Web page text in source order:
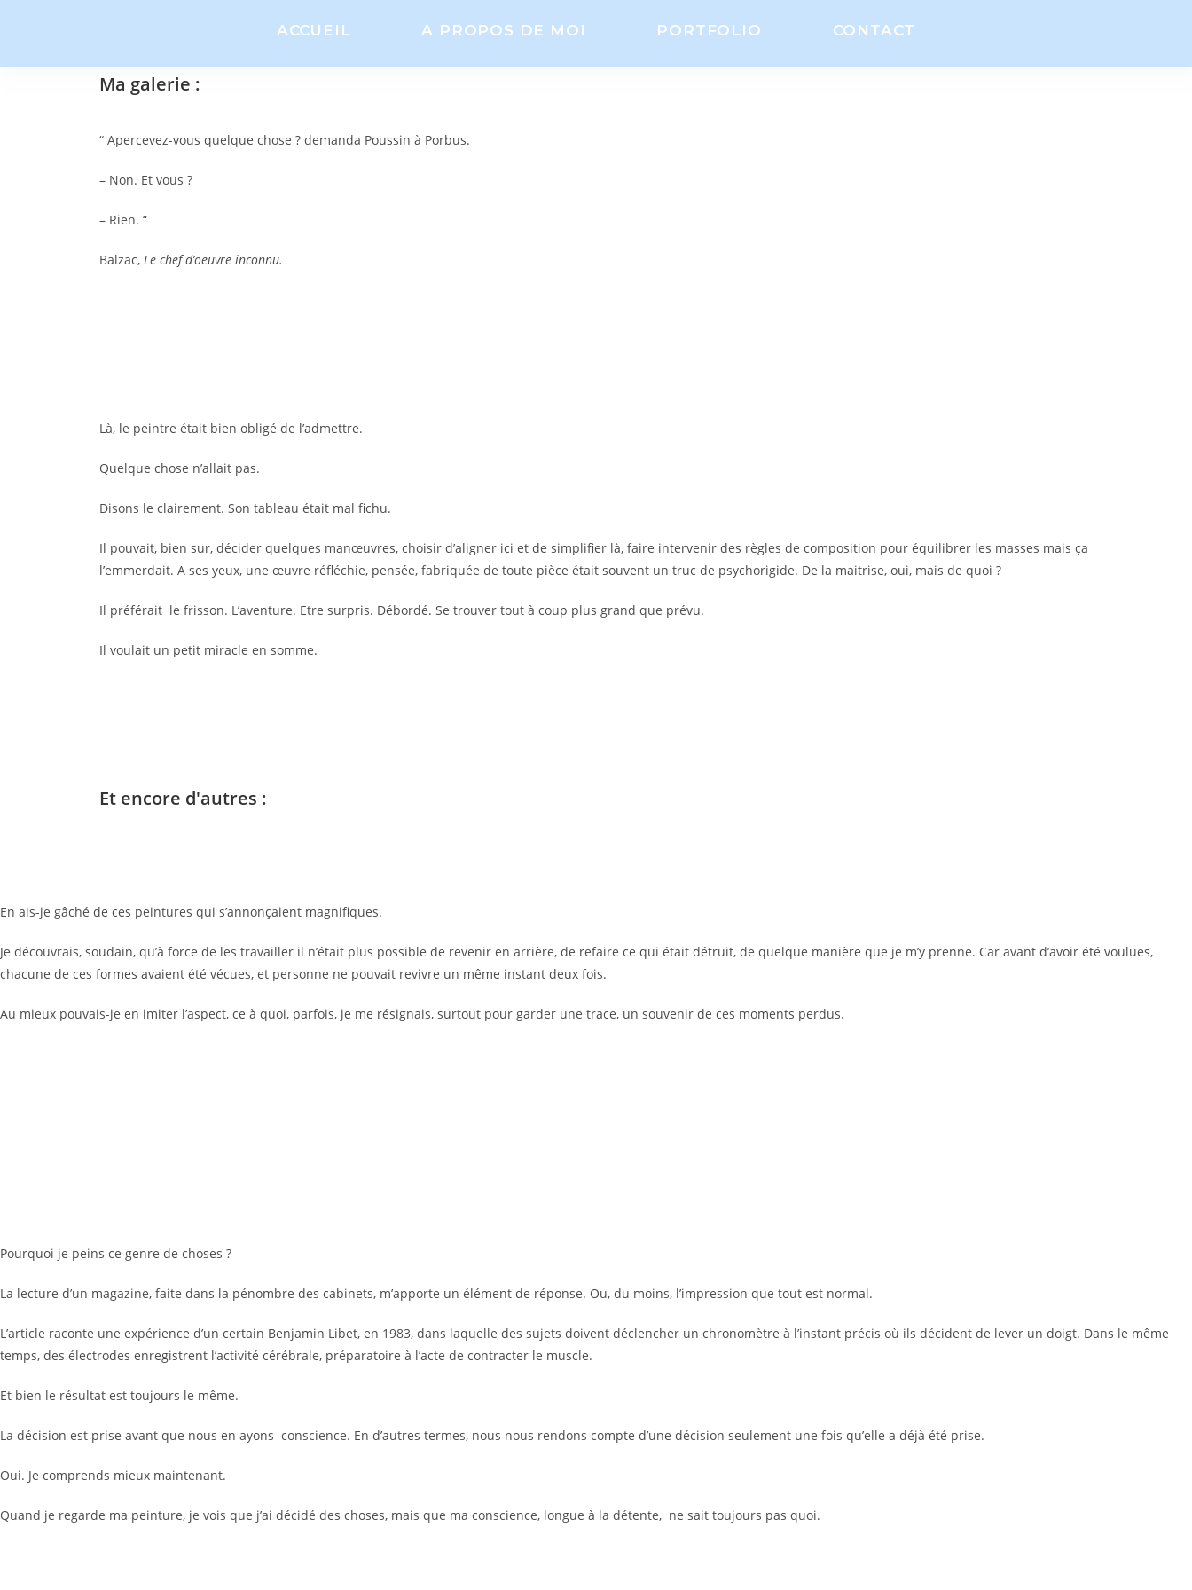
ACCUEIL A PROPOS DE MOI PORTFOLIO CONTACT
Ma galerie :
“ Apercevez-vous quelque chose ? demanda Poussin à Porbus.
– Non. Et vous ?
– Rien. “
Balzac, Le chef d’oeuvre inconnu.
Là, le peintre était bien obligé de l’admettre.
Quelque chose n’allait pas.
Disons le clairement. Son tableau était mal fichu.
Il pouvait, bien sur, décider quelques manœuvres, choisir d’aligner ici et de simplifier là, faire intervenir des règles de composition pour équilibrer les masses mais ça
l’emmerdait. A ses yeux, une œuvre réfléchie, pensée, fabriquée de toute pièce était souvent un truc de psychorigide. De la maitrise, oui, mais de quoi ?
Il préférait le frisson. L’aventure. Etre surpris. Débordé. Se trouver tout à coup plus grand que prévu.
Il voulait un petit miracle en somme.
Et encore d'autres :
En ais-je gâché de ces peintures qui s’annonçaient magnifiques.
Je découvrais, soudain, qu’à force de les travailler il n’était plus possible de revenir en arrière, de refaire ce qui était détruit, de quelque manière que je m’y prenne. Car avant d’avoir été voulues,
chacune de ces formes avaient été vécues, et personne ne pouvait revivre un même instant deux fois.
Au mieux pouvais-je en imiter l’aspect, ce à quoi, parfois, je me résignais, surtout pour garder une trace, un souvenir de ces moments perdus.
Pourquoi je peins ce genre de choses ?
La lecture d’un magazine, faite dans la pénombre des cabinets, m’apporte un élément de réponse. Ou, du moins, l’impression que tout est normal.
L’article raconte une expérience d’un certain Benjamin Libet, en 1983, dans laquelle des sujets doivent déclencher un chronomètre à l’instant précis où ils décident de lever un doigt. Dans le même
temps, des électrodes enregistrent l’activité cérébrale, préparatoire à l’acte de contracter le muscle.
Et bien le résultat est toujours le même.
La décision est prise avant que nous en ayons conscience. En d’autres termes, nous nous rendons compte d’une décision seulement une fois qu’elle a déjà été prise.
Oui. Je comprends mieux maintenant.
Quand je regarde ma peinture, je vois que j’ai décidé des choses, mais que ma conscience, longue à la détente, ne sait toujours pas quoi.